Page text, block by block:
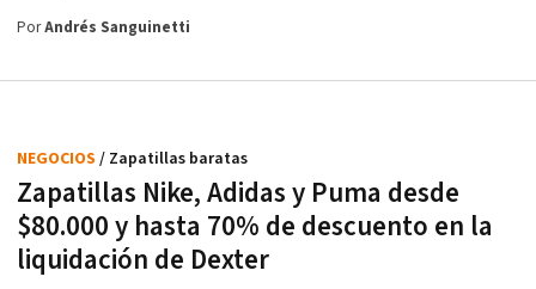
PorAndrés Sanguinetti
Zapatillas Nike, Adidas y Puma desde
$80.000 y hasta 70% de descuento en la
liquidación de Dexter
NEGOCIOS / Zapatillas baratas